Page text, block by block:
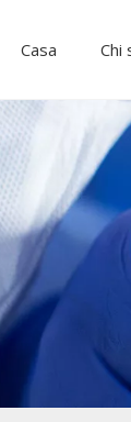
Casa Chi